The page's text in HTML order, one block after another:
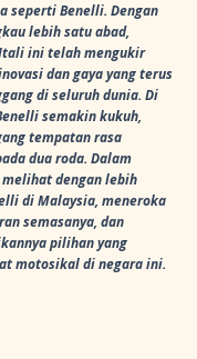
seperti Benelli. Dengan
lebih satu abad,
ini telah mengukir
dan gaya yang terus
di seluruh dunia. Di
semakin kukuh,
tempatan rasa
dua roda. Dalam
dengan lebih
di Malaysia, meneroka
semasanya, dan
pilihan yang
motosikal di negara ini.